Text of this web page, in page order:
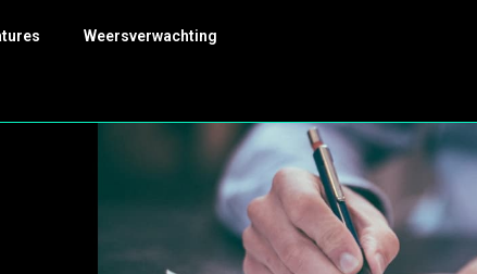
Weersverwachting